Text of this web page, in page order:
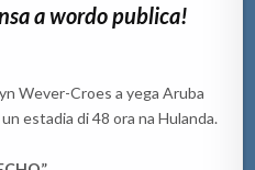
a wordo publica!
Wever-Croes a yega Aruba
estadia di 48 ora na Hulanda.